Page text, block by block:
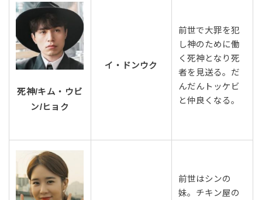
死神/キム・ウビ
ン/ヒョク
イ・ドンウク
前世で大罪を犯
し神のために働
く死神となり死
者を見送る。だ
んだんトッケビ
と仲良くなる。
前世はシンの
妹。チキン屋の